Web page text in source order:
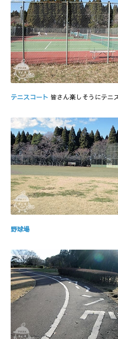
テニスコート 皆さん楽しそうにテニ
野球場